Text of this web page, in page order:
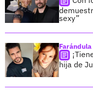
sexy”
Farándula
hija de